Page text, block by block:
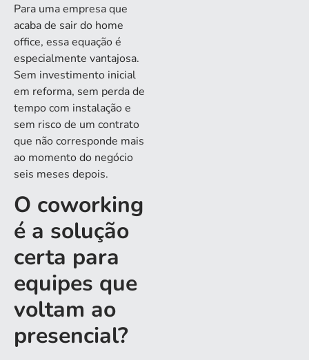
Para uma empresa que
acaba de sair do home
office, essa equação é
especialmente vantajosa.
Sem investimento inicial
em reforma, sem perda de
tempo com instalação e
sem risco de um contrato
que não corresponde mais
ao momento do negócio
seis meses depois.
O coworking
é a solução
certa para
equipes que
voltam ao
presencial?